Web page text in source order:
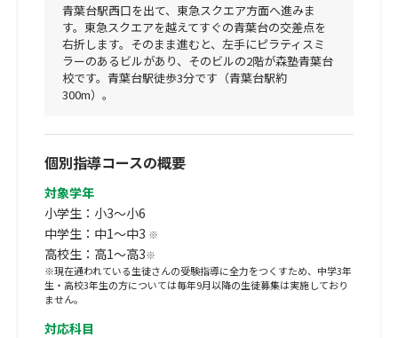
個別指導コースの概要
対象学年
小学生：小3～小6
中学生：中1～中3 ※
高校生：高1～高3※
※現在通われている生徒さんの受験指導に全力をつくすため、中学3年
生・高校3年生の方については毎年9月以降の生徒募集は実施しており
ません。
対応科目
青葉台駅西口を出て、東急スクエア方面へ進みま
す。東急スクエアを越えてすぐの青葉台の交差点を
右折します。そのまま進むと、左手にピラティスミ
ラーのあるビルがあり、そのビルの2階が森塾青葉台
校です。青葉台駅徒歩3分です（青葉台駅約
300m）。